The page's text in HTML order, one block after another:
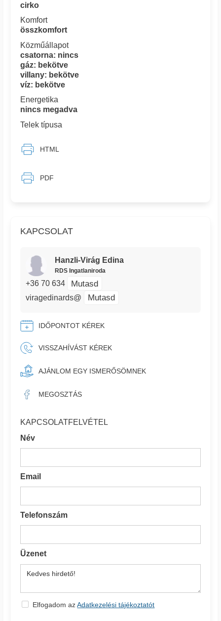
KAPCSOLAT
Hanzli-Virág Edina
RDS Ingatlaniroda
+36 70 634 Mutasd
viragedinards@ Mutasd
IDŐPONTOT KÉREK
VISSZAHÍVÁST KÉREK
AJÁNLOM EGY ISMERŐSÖMNEK
MEGOSZTÁS
KAPCSOLATFELVÉTEL
Név
Email
Telefonszám
Üzenet
Elfogadom azAdatkezelési tájékoztatót
cirko
Komfort
összkomfort
Közműállapot
csatorna: nincs
gáz: bekötve
villany: bekötve
víz: bekötve
Energetika
nincs megadva
Telek típusa
HTML
PDF